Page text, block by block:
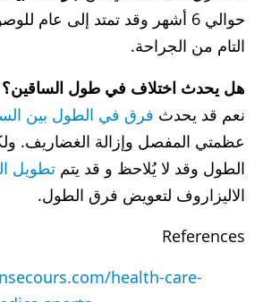
حوالي 6 أشهر وقد تمتد إلى عام
التام من الجراحة.
هل يحدث اختلاف في طول الساقين؟
نعم قد يحدث فرق في الطول بين
عظمتي المفصل وإزالة الغضاريف.
الطول وقد لا يُلاحظ و قد يتم تطويل
الاليزاروف لتعويض فرق الطول.
References
health-care-